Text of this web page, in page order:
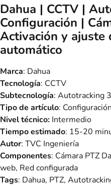
Dahua | CCTV |
Configuración |
Activación y ajuste
automático
Marca: Dahua
Tecnología: CCTV
Subtecnología: Autotracking
Tipo de artículo: Configuración
Nivel técnico: Intermedio
Tiempo estimado: 15-20
Autor: TVC Ingeniería
Componentes: Cámara PTZ
web, Red configurada
Tags: Dahua, PTZ,